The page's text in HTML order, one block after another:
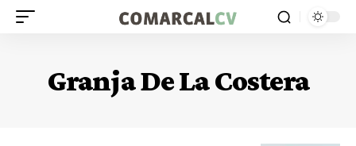
Granja De La Costera